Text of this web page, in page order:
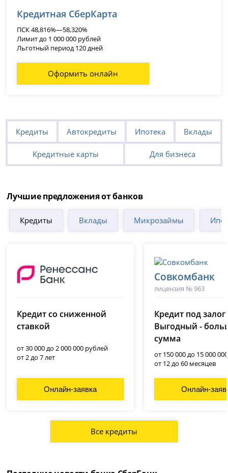
Кредитная СберКарта
ПСК 48,816%—58,320%
Лимит до 1 000 000 рублей
Льготный период 120 дней
Оформить онлайн
Кредиты Автокредиты Ипотека Вклады
Кредитные карты Для бизнеса
Лучшие предложения от банков
Кредиты Вклады Микрозаймы
(Ренессанс Кредит)
лицензия № 3354
Кредит со сниженной
ставкой
от 30 000 до 2 000 000 рублей
от 2 до 7 лет
Онлайн-заявка
Совкомбанк
лицензия № 963
Кредит под залог
Выгодный -
сумма
от 150 000 до 15 000
от 12 до 60 месяцев
Онлайн-
Все кредиты